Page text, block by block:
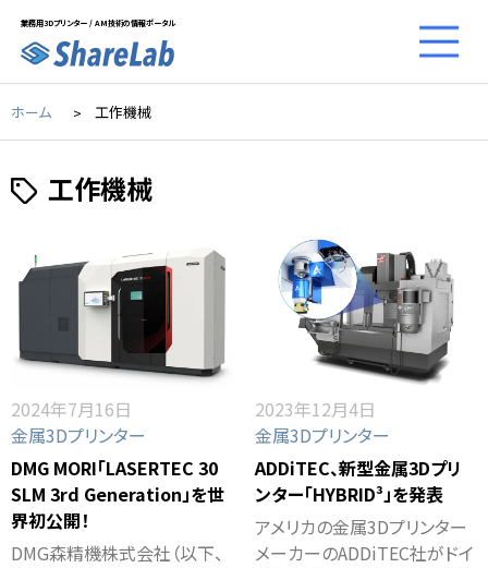
業務用3Dプリンター / AM技術の情報ポータル
ホーム 工作機械
工作機械
2024年7月16日
金属3Dプリンター
DMG MORI「LASERTEC 30
SLM 3rd Generation」を世
界初公開！
DMG森精機株式会社（以下、
2023年12月4日
金属3Dプリンター
ADDiTEC、新型金属3Dプリ
ンター「HYBRID³」を発表
アメリカの金属3Dプリンター
メーカーのADDiTEC社がドイ